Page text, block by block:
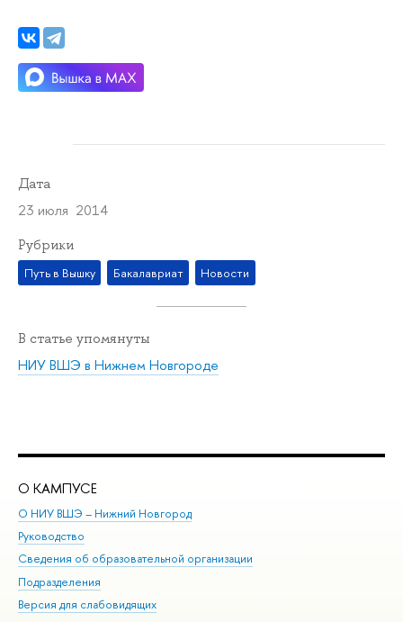
Дата
23 июля 2014
Рубрики
Путь в Вышку Бакалавриат Новости
В статье упомянуты
НИУ ВШЭ в Нижнем Новгороде
О КАМПУСЕ
О НИУ ВШЭ – Нижний Новгород
Руководство
Сведения об образовательной организации
Подразделения
Версия для слабовидящих